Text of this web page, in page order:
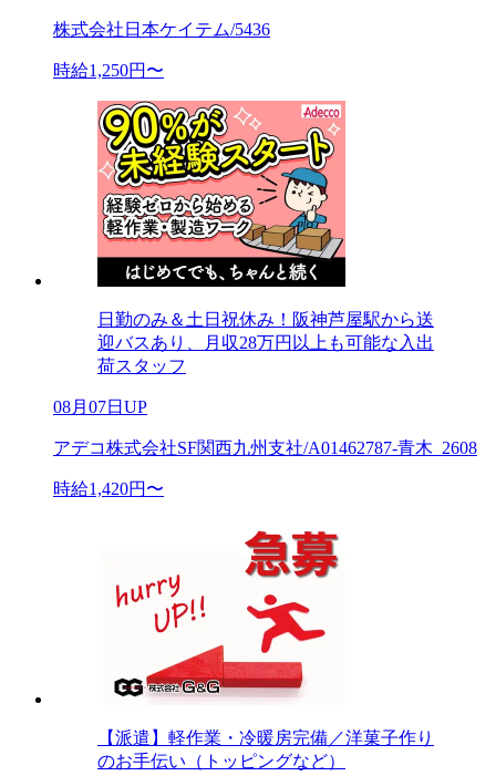
株式会社日本ケイテム/5436
時給1,250円〜
日勤のみ＆土日祝休み！阪神芦屋駅から送
迎バスあり、月収28万円以上も可能な入出
荷スタッフ
08月07日UP
アデコ株式会社SF関西九州支社/A01462787-青木_2608
時給1,420円〜
【派遣】軽作業・冷暖房完備／洋菓子作り
のお手伝い（トッピングなど）